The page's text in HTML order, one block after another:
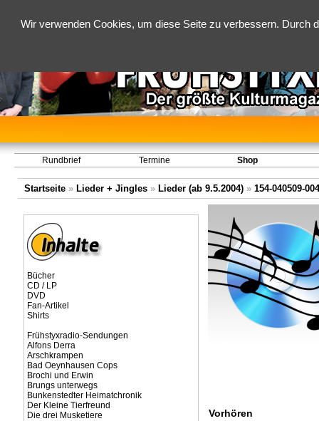
Wir verwenden Cookies, um diese Seite zu verbessern.
Rundbrief Termine Shop
Startseite» Lieder + Jingles» Lieder (ab 9.5.2004)» 154-040509-004
Bücher
CD / LP
DVD
Fan-Artikel
Shirts
Frühstyxradio-Sendungen
Alfons Derra
Arschkrampen
Bad Oeynhausen Cops
Brochi und Erwin
Brungs unterwegs
Bunkenstedter Heimatchronik
Der Kleine Tierfreund
Die drei Musketiere
Vorhören